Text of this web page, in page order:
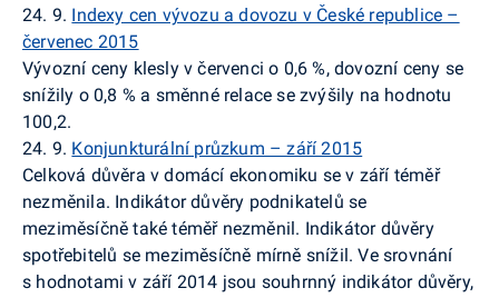
24. 9. Indexy cen vývozu a dovozu v České republice –
červenec 2015
Vývozní ceny klesly v červenci o 0,6 %, dovozní ceny se
snížily o 0,8 % a směnné relace se zvýšily na hodnotu
100,2.
24. 9. Konjunkturální průzkum – září 2015
Celková důvěra v domácí ekonomiku se v září téměř
nezměnila. Indikátor důvěry podnikatelů se
meziměsíčně také téměř nezměnil. Indikátor důvěry
spotřebitelů se meziměsíčně mírně snížil. Ve srovnání
s hodnotami v září 2014 jsou souhrnný indikátor důvěry,